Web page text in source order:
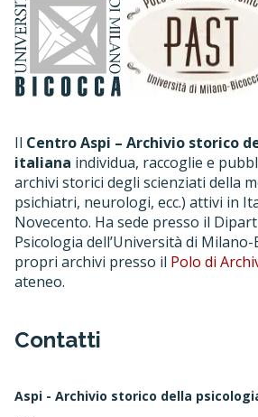
Il Centro Aspi – Archivio storico
italiana individua, raccoglie e
archivi storici degli scienziati della
psichiatri, neurologi, ecc.) attivi in
Novecento. Ha sede presso il
Psicologia dell’Università di Milano-
propri archivi presso il Polo di
ateneo.
Contatti
Aspi - Archivio storico della